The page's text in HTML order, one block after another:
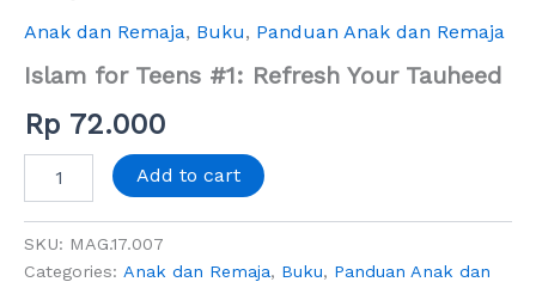
Anak dan Remaja, Buku, Panduan Anak dan Remaja
Islam for Teens #1: Refresh Your Tauheed
Rp 72.000
Add to cart
SKU: MAG.17.007
Categories: Anak dan Remaja, Buku, Panduan Anak dan